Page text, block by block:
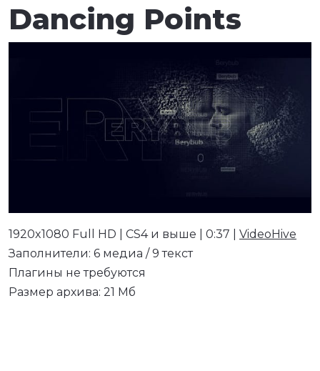
Dancing Points
1920x1080 Full HD | CS4 и выше | 0:37 | VideoHive
Заполнители: 6 медиа / 9 текст
Плагины не требуются
Размер архива: 21 Мб